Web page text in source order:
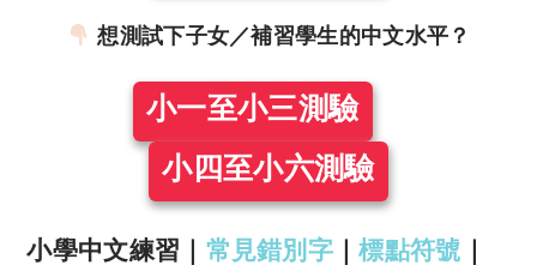
想測試下子女／補習學生的中文水平？
小一至小三測驗
小四至小六測驗
小學中文練習｜ 常見錯別字 ｜標點符號